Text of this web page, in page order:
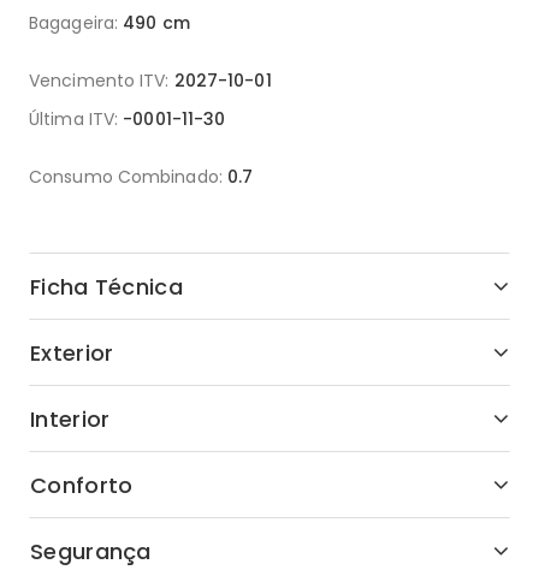
Bagageira: 490 cm
Vencimento ITV: 2027-10-01
Última ITV: -0001-11-30
Consumo Combinado: 0.7
Ficha Técnica
Exterior
Interior
Conforto
Segurança